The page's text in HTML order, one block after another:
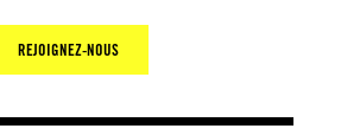
REJOIGNEZ-NOUS